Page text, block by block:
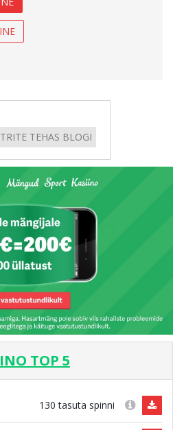
TEHAS BLOGI
TOP 5
130 tasuta spinni